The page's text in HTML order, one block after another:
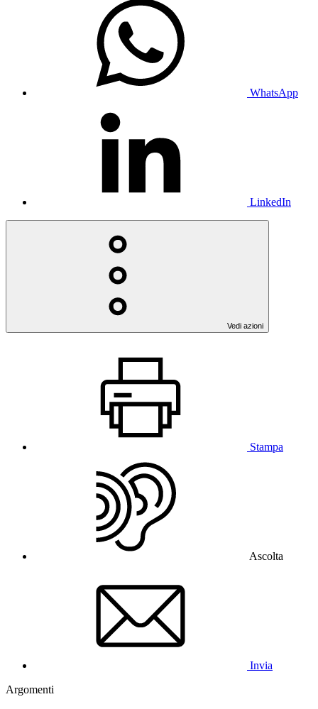
WhatsApp
LinkedIn
Vedi azioni
Stampa
Ascolta
Invia
Argomenti